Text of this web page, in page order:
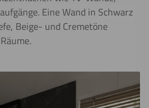
Eine Wand in Schwarz
Beige- und Cremetöne